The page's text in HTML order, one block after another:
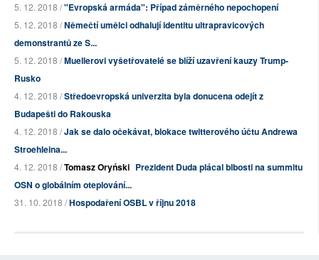
5. 12. 2018 /"Evropská armáda": Případ záměrného nepochopení
5. 12. 2018 /Němečtí umělci odhalují identitu ultrapravicových
demonstrantů ze S...
5. 12. 2018 /Muellerovi vyšetřovatelé se blíží uzavření kauzy Trump-
Rusko
4. 12. 2018 /Středoevropská univerzita byla donucena odejít z
Budapešti do Rakouska
4. 12. 2018 /Jak se dalo očekávat, blokace twitterového účtu Andrewa
Stroehleina...
4. 12. 2018 /Tomasz Oryński Prezident Duda plácal blbosti na summitu
OSN o globálním oteplování...
31. 10. 2018 /Hospodaření OSBL v říjnu 2018